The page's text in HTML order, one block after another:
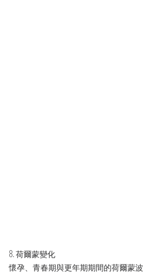
8. 荷爾蒙變化
懷孕、青春期與更年期期間的荷爾蒙波